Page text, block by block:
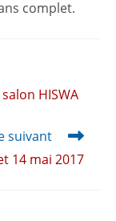
complet.
HISWA
suivant
14 mai 2017